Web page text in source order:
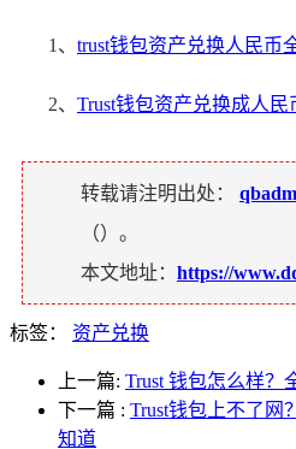
1、 trust钱包资产兑换人民币
2、 Trust钱包资产兑换成人
转载请注明出处：
（）。
本文地址： https://
标签： 资产兑换
上一篇: Trust 钱包怎么样？
下一篇 : Trust钱包上不了网
知道